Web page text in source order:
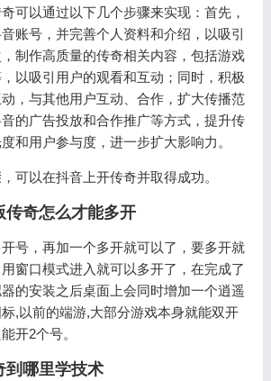
可以通过以下几个步骤来实现：首先，
账号，并完善个人资料和介绍，以吸引
制作高质量的传奇相关内容，包括游戏
以吸引用户的观看和互动；同时，积极
，与其他用户互动、合作，扩大传播范
的广告投放和合作推广等方式，提升传
和用户参与度，进一步扩大影响力。
可以在抖音上开传奇并取得成功。
传奇怎么才能多开
号，再加一个多开就可以了，要多开就
窗口模式进入就可以多开了，在完成了
的安装之后桌面上会同时增加一个逍遥
,以前的端游,大部分游戏本身就能双开
开2个号。
到哪里学技术